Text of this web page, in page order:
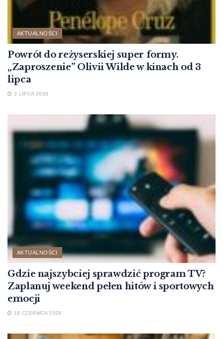
AKTUALNOŚCI
Powrót do reżyserskiej super formy.
„Zaproszenie” Olivii Wilde w kinach od 3
lipca
2 LIPCA 2026
AKTUALNOŚCI
Gdzie najszybciej sprawdzić program TV?
Zaplanuj weekend pełen hitów i sportowych
emocji
19 CZERWCA 2026